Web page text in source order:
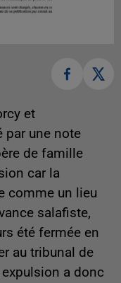
et
par une note
de famille
car la
comme un lieu
salafiste,
été fermée en
au tribunal de
a donc